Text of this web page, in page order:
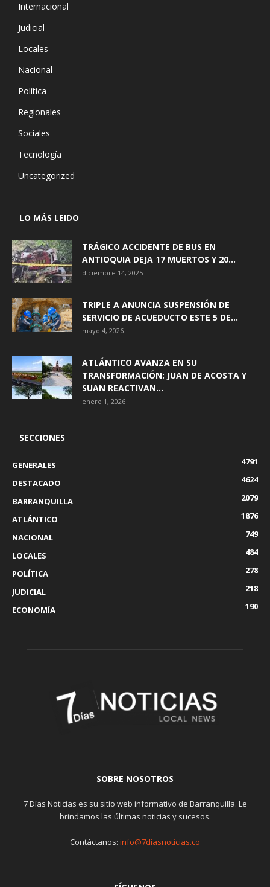
Internacional
Judicial
Locales
Nacional
Política
Regionales
Sociales
Tecnología
Uncategorized
LO MÁS LEIDO
TRÁGICO ACCIDENTE DE BUS EN
ANTIOQUIA DEJA 17 MUERTOS Y 20...
diciembre 14, 2025
TRIPLE A ANUNCIA SUSPENSIÓN DE
SERVICIO DE ACUEDUCTO ESTE 5 DE...
mayo 4, 2026
ATLÁNTICO AVANZA EN SU
TRANSFORMACIÓN: JUAN DE ACOSTA Y
SUAN REACTIVAN...
enero 1, 2026
SECCIONES
GENERALES
4791
DESTACADO
4624
BARRANQUILLA
2079
ATLÁNTICO
1876
NACIONAL
749
LOCALES
484
POLÍTICA
278
JUDICIAL
218
ECONOMÍA
190
SOBRE NOSOTROS
7 Días Noticias es su sitio web informativo de Barranquilla. Le
brindamos las últimas noticias y sucesos.
Contáctanos: info@7díasnoticias.co